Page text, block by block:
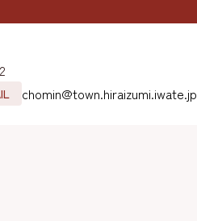
chomin@town.hiraizumi.iwate.jp